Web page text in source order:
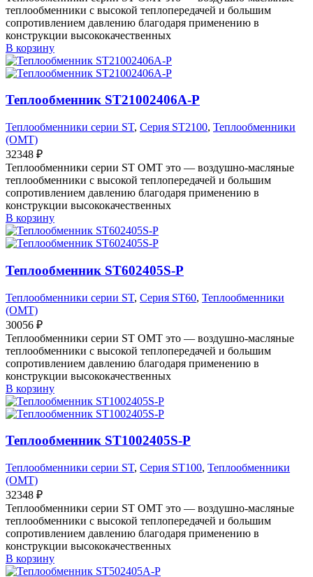
теплообменники с высокой теплопередачей и большим
сопротивлением давлению благодаря применению в
конструкции высококачественных
В корзину
Теплообменник ST21002406A-P
Теплообменники серии ST, Серия ST2100, Теплообменники
(OMT)
32348 ₽
Теплообменники серии ST OMT это — воздушно-масляные
теплообменники с высокой теплопередачей и большим
сопротивлением давлению благодаря применению в
конструкции высококачественных
В корзину
Теплообменник ST602405S-P
Теплообменники серии ST, Серия ST60, Теплообменники
(OMT)
30056 ₽
Теплообменники серии ST OMT это — воздушно-масляные
теплообменники с высокой теплопередачей и большим
сопротивлением давлению благодаря применению в
конструкции высококачественных
В корзину
Теплообменник ST1002405S-P
Теплообменники серии ST, Серия ST100, Теплообменники
(OMT)
32348 ₽
Теплообменники серии ST OMT это — воздушно-масляные
теплообменники с высокой теплопередачей и большим
сопротивлением давлению благодаря применению в
конструкции высококачественных
В корзину